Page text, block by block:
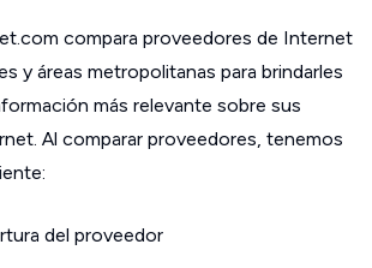
compara proveedores de Internet
y áreas metropolitanas para brindarles
más relevante sobre sus
Al comparar proveedores, tenemos
del proveedor